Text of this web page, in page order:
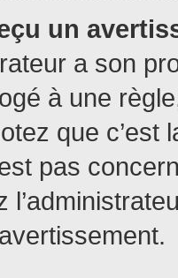
un
a son
à une
que c’est
pas